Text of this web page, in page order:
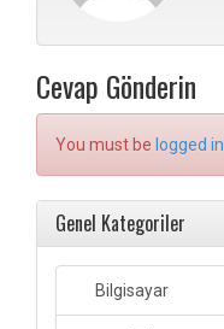
Cevap Gönderin
You must be logged in
Genel Kategoriler
Bilgisayar